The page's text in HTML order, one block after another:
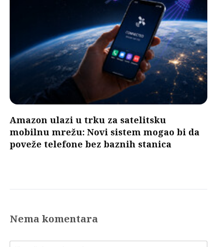
Amazon ulazi u trku za satelitsku
mobilnu mrežu: Novi sistem mogao bi da
poveže telefone bez baznih stanica
Nema komentara